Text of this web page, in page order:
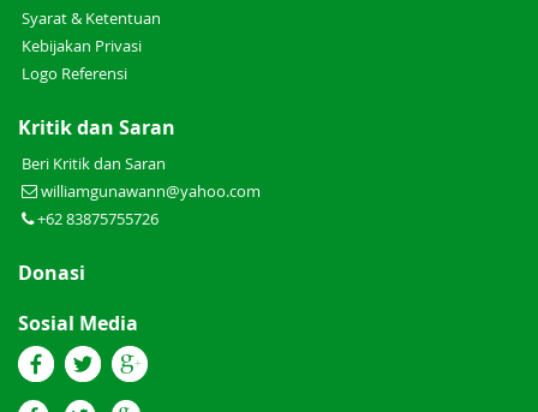
Syarat & Ketentuan
Kebijakan Privasi
Logo Referensi
Kritik dan Saran
Beri Kritik dan Saran
williamgunawann@yahoo.com
+62 83875755726
Donasi
Sosial Media